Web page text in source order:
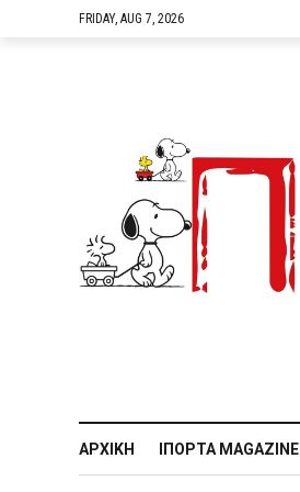
FRIDAY, AUG 7, 2026
ΑΡΧΙΚΉ IΠΌΡΤΑ MAGAZINE